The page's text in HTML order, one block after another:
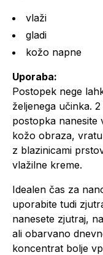
vlaži
gladi
kožo napne
Uporaba:
Postopek nege
željenega učinka.
postopka nanesite
kožo obraza,
z blazinicami
vlažilne kreme.
Idealen čas za
uporabite tudi
nanesete zjutraj,
ali obarvano
koncentrat bolje